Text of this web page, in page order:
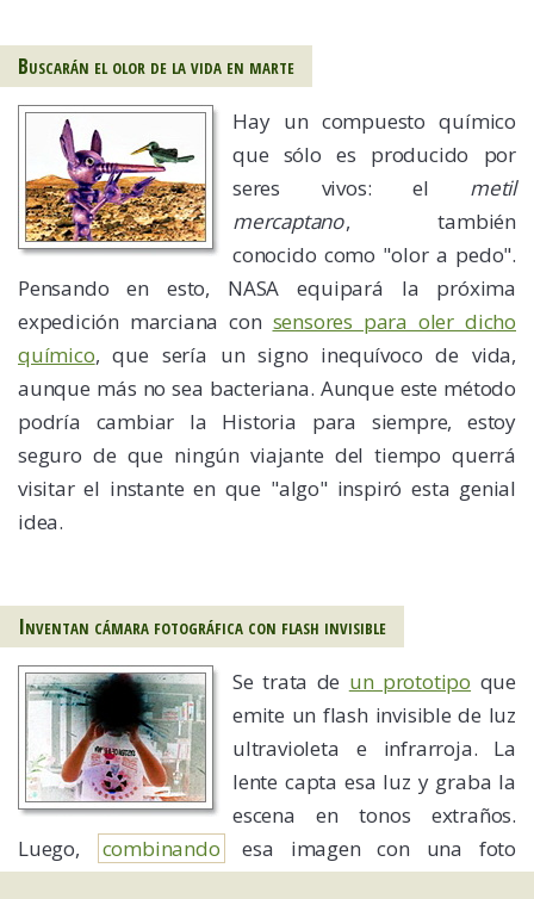
Buscarán el olor de la vida en marte
Hay un compuesto químico
que sólo es producido por
seres vivos: el metil
mercaptano, también
conocido como "olor a pedo".
Pensando en esto, NASA equipará la próxima
expedición marciana con sensores para oler dicho
químico, que sería un signo inequívoco de vida,
aunque más no sea bacteriana. Aunque este método
podría cambiar la Historia para siempre, estoy
seguro de que ningún viajante del tiempo querrá
visitar el instante en que "algo" inspiró esta genial
idea.
Inventan cámara fotográfica con flash invisible
Se trata de un prototipo que
emite un flash invisible de luz
ultravioleta e infrarroja. La
lente capta esa luz y graba la
escena en tonos extraños.
Luego,
combinando
esa imagen con una foto